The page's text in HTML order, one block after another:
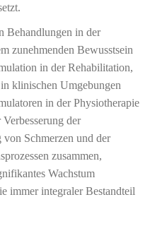
Behandlungen in der
zunehmenden Bewusstsein
in der Rehabilitation,
klinischen Umgebungen
in der Physiotherapie
der
Schmerzen und der
zusammen,
Wachstum
immer integraler Bestandteil